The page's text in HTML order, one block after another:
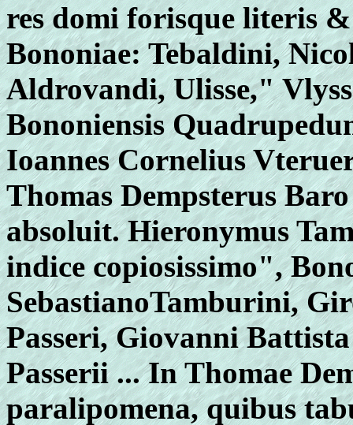
res domi forisque literis
Bononiae: Tebaldini,
Aldrovandi, Ulisse,"
Bononiensis
Ioannes Cornelius
Thomas Dempsterus
absoluit. Hieronymus
indice copiosissimo",
SebastianoTamburini,
Passeri, Giovanni
Passerii ... In Thomae
paralipomena, quibus